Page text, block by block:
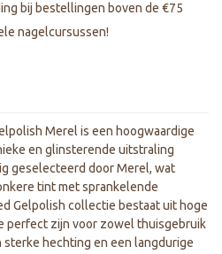
bij bestellingen boven de €75
nagelcursussen!
Merel is een hoogwaardige
en glinsterende uitstraling
geselecteerd door Merel, wat
tint met sprankelende
Gelpolish collectie bestaat uit hoge
perfect zijn voor zowel thuisgebruik
sterke hechting en een langdurige